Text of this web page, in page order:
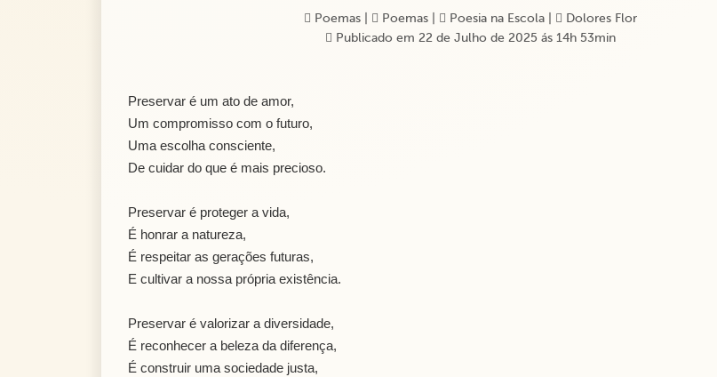
Poemas Poemas Poesia na Escola
Dolores Flor
Publicado em 22 de Julho de 2025 ás 14h 53min
Preservar é um ato de amor,
Um compromisso com o futuro,
Uma escolha consciente,
De cuidar do que é mais precioso.
Preservar é proteger a vida,
É honrar a natureza,
É respeitar as gerações futuras,
E cultivar a nossa própria existência.
Preservar é valorizar a diversidade,
É reconhecer a beleza da diferença,
É construir uma sociedade justa,